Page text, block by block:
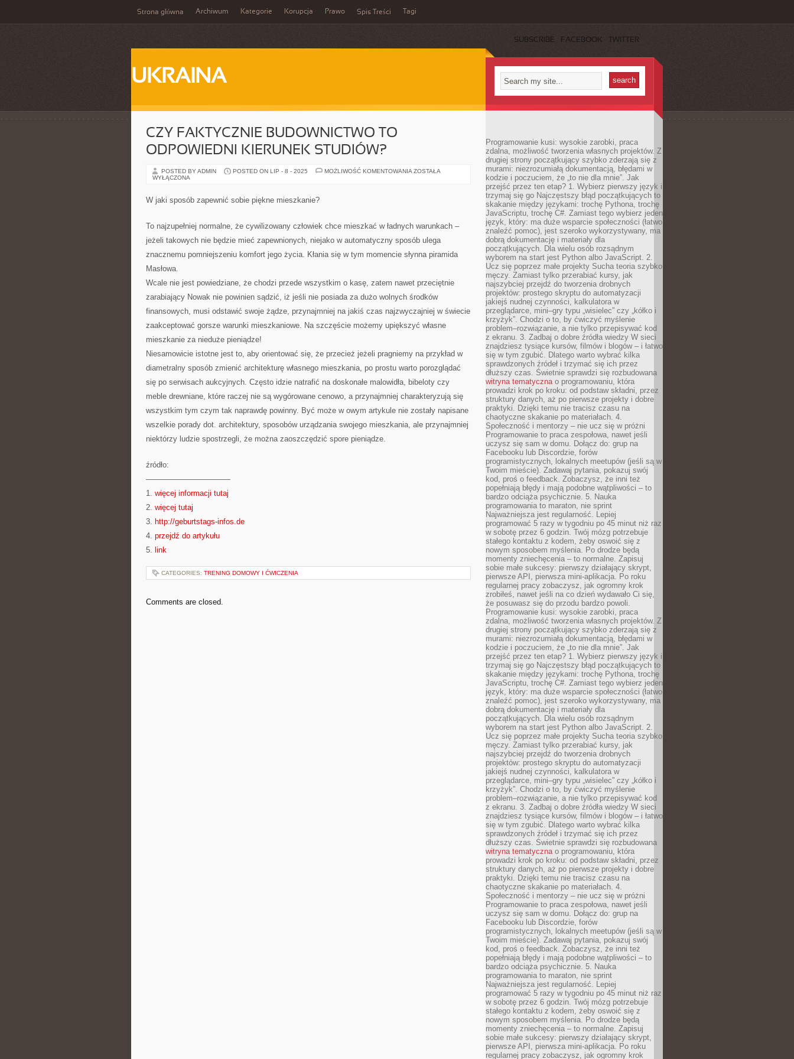
Strona główna Archiwum Kategorie Korupcja Prawo Spis Treści Tagi
SUBSCRIBE FACEBOOK TWITTER
UKRAINA
CZY FAKTYCZNIE BUDOWNICTWO TO
ODPOWIEDNI KIERUNEK STUDIÓW?
POSTED BY ADMIN POSTED ON LIP - 8 - 2025 MOŻLIWOŚĆ KOMENTOWANIA CZY
ZOSTAŁA
WYŁĄCZONA
W jaki sposób zapewnić sobie piękne mieszkanie?
To najzupełniej normalne, że cywilizowany człowiek chce mieszkać w ładnych warunkach –
jeżeli takowych nie będzie mieć zapewnionych, niejako w automatyczny sposób ulega
znacznemu pomniejszeniu komfort jego życia. Kłania się w tym momencie słynna piramida
Masłowa.
Wcale nie jest powiedziane, że chodzi przede wszystkim o kasę, zatem nawet przeciętnie
zarabiający Nowak nie powinien sądzić, iż jeśli nie posiada za dużo wolnych środków
finansowych, musi odstawić swoje żądze, przynajmniej na jakiś czas najzwyczajniej w świecie
zaakceptować gorsze warunki mieszkaniowe. Na szczęście możemy upiększyć własne
mieszkanie za nieduże pieniądze!
Niesamowicie istotne jest to, aby orientować się, że przecież jeżeli pragniemy na przykład w
diametralny sposób zmienić architekturę własnego mieszkania, po prostu warto porozglądać
się po serwisach aukcyjnych. Często idzie natrafić na doskonałe malowidła, bibeloty czy
meble drewniane, które raczej nie są wygórowane cenowo, a przynajmniej charakteryzują się
wszystkim tym czym tak naprawdę powinny. Być może w owym artykule nie zostały napisane
wszelkie porady dot. architektury, sposobów urządzania swojego mieszkania, ale przynajmniej
niektórzy ludzie spostrzegli, że można zaoszczędzić spore pieniądze.
źródło:
———————————
1. więcej informacji tutaj
2. więcej tutaj
3. http://geburtstags-infos.de
4. przejdź do artykułu
5. link
CATEGORIES: TRENING DOMOWY I ĆWICZENIA
Comments are closed.
Programowanie kusi: wysokie zarobki, praca
zdalna, możliwość tworzenia własnych projektów. Z
drugiej strony początkujący szybko zderzają się z
murami: niezrozumiałą dokumentacją, błędami w
kodzie i poczuciem, że „to nie dla mnie”. Jak
przejść przez ten etap? 1. Wybierz pierwszy język i
trzymaj się go Najczęstszy błąd początkujących to
skakanie między językami: trochę Pythona, trochę
JavaScriptu, trochę C#. Zamiast tego wybierz jeden
język, który: ma duże wsparcie społeczności (łatwo
znaleźć pomoc), jest szeroko wykorzystywany, ma
dobrą dokumentację i materiały dla
początkujących. Dla wielu osób rozsądnym
wyborem na start jest Python albo JavaScript. 2.
Ucz się poprzez małe projekty Sucha teoria szybko
męczy. Zamiast tylko przerabiać kursy, jak
najszybciej przejdź do tworzenia drobnych
projektów: prostego skryptu do automatyzacji
jakiejś nudnej czynności, kalkulatora w
przeglądarce, mini–gry typu „wisielec” czy „kółko i
krzyżyk”. Chodzi o to, by ćwiczyć myślenie
problem–rozwiązanie, a nie tylko przepisywać kod
z ekranu. 3. Zadbaj o dobre źródła wiedzy W sieci
znajdziesz tysiące kursów, filmów i blogów – i łatwo
się w tym zgubić. Dlatego warto wybrać kilka
sprawdzonych źródeł i trzymać się ich przez
dłuższy czas. Świetnie sprawdzi się rozbudowana
witryna tematycznao programowaniu, która
prowadzi krok po kroku: od podstaw składni, przez
struktury danych, aż po pierwsze projekty i dobre
praktyki. Dzięki temu nie tracisz czasu na
chaotyczne skakanie po materiałach. 4.
Społeczność i mentorzy – nie ucz się w próżni
Programowanie to praca zespołowa, nawet jeśli
uczysz się sam w domu. Dołącz do: grup na
Facebooku lub Discordzie, forów
programistycznych, lokalnych meetupów (jeśli są w
Twoim mieście). Zadawaj pytania, pokazuj swój
kod, proś o feedback. Zobaczysz, że inni też
popełniają błędy i mają podobne wątpliwości – to
bardzo odciąża psychicznie. 5. Nauka
programowania to maraton, nie sprint
Najważniejsza jest regularność. Lepiej
programować 5 razy w tygodniu po 45 minut niż raz
w sobotę przez 6 godzin. Twój mózg potrzebuje
stałego kontaktu z kodem, żeby oswoić się z
nowym sposobem myślenia. Po drodze będą
momenty zniechęcenia – to normalne. Zapisuj
sobie małe sukcesy: pierwszy działający skrypt,
pierwsze API, pierwsza mini-aplikacja. Po roku
regularnej pracy zobaczysz, jak ogromny krok
zrobiłeś, nawet jeśli na co dzień wydawało Ci się,
że posuwasz się do przodu bardzo powoli.
Programowanie kusi: wysokie zarobki, praca
zdalna, możliwość tworzenia własnych projektów. Z
drugiej strony początkujący szybko zderzają się z
murami: niezrozumiałą dokumentacją, błędami w
kodzie i poczuciem, że „to nie dla mnie”. Jak
przejść przez ten etap? 1. Wybierz pierwszy język i
trzymaj się go Najczęstszy błąd początkujących to
skakanie między językami: trochę Pythona, trochę
JavaScriptu, trochę C#. Zamiast tego wybierz jeden
język, który: ma duże wsparcie społeczności (łatwo
znaleźć pomoc), jest szeroko wykorzystywany, ma
dobrą dokumentację i materiały dla
początkujących. Dla wielu osób rozsądnym
wyborem na start jest Python albo JavaScript. 2.
Ucz się poprzez małe projekty Sucha teoria szybko
męczy. Zamiast tylko przerabiać kursy, jak
najszybciej przejdź do tworzenia drobnych
projektów: prostego skryptu do automatyzacji
jakiejś nudnej czynności, kalkulatora w
przeglądarce, mini–gry typu „wisielec” czy „kółko i
krzyżyk”. Chodzi o to, by ćwiczyć myślenie
problem–rozwiązanie, a nie tylko przepisywać kod
z ekranu. 3. Zadbaj o dobre źródła wiedzy W sieci
znajdziesz tysiące kursów, filmów i blogów – i łatwo
się w tym zgubić. Dlatego warto wybrać kilka
sprawdzonych źródeł i trzymać się ich przez
dłuższy czas. Świetnie sprawdzi się rozbudowana
witryna tematycznao programowaniu, która
prowadzi krok po kroku: od podstaw składni, przez
struktury danych, aż po pierwsze projekty i dobre
praktyki. Dzięki temu nie tracisz czasu na
chaotyczne skakanie po materiałach. 4.
Społeczność i mentorzy – nie ucz się w próżni
Programowanie to praca zespołowa, nawet jeśli
uczysz się sam w domu. Dołącz do: grup na
Facebooku lub Discordzie, forów
programistycznych, lokalnych meetupów (jeśli są w
Twoim mieście). Zadawaj pytania, pokazuj swój
kod, proś o feedback. Zobaczysz, że inni też
popełniają błędy i mają podobne wątpliwości – to
bardzo odciąża psychicznie. 5. Nauka
programowania to maraton, nie sprint
Najważniejsza jest regularność. Lepiej
programować 5 razy w tygodniu po 45 minut niż raz
w sobotę przez 6 godzin. Twój mózg potrzebuje
stałego kontaktu z kodem, żeby oswoić się z
nowym sposobem myślenia. Po drodze będą
momenty zniechęcenia – to normalne. Zapisuj
sobie małe sukcesy: pierwszy działający skrypt,
pierwsze API, pierwsza mini-aplikacja. Po roku
regularnej pracy zobaczysz, jak ogromny krok